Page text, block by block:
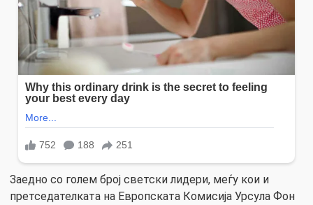
Заедно со голем број светски лидери, меѓу кои и
претседателката на Европската Комисија Урсула Фон